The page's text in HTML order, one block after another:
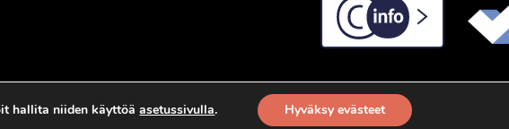
C-info
hallita niiden käyttöäasetussivulla. Hyväksy evästeet